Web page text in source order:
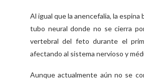
Al igual que la anencefalia, la
tubo neural donde no se cierra
vertebral del feto durante el
afectando al sistema nervioso y
Aunque actualmente aún no se